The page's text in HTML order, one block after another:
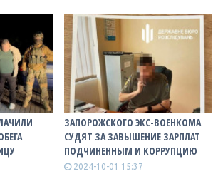
ЗАПОРОЖСКОГО ЭКС-ВОЕНКОМА
СУДЯТ ЗА ЗАВЫШЕНИЕ ЗАРПЛАТ
ПОДЧИНЕННЫМ И КОРРУПЦИЮ
2024-10-01 15:37